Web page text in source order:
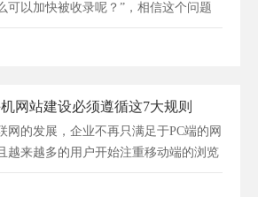
可以加快被收录呢？”，相信这个问题
关心，所......
网站建设必须遵循这7大规则
网的发展，企业不再只满足于PC端的网
越来越多的用户开始注重移动端的浏览
所以说......